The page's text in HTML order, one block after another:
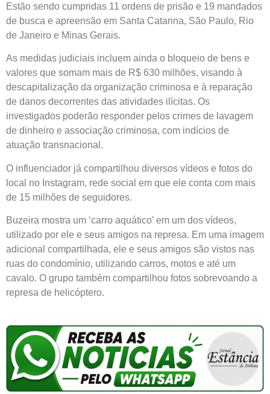
Estão sendo cumpridas 11 ordens de prisão e 19 mandados
de busca e apreensão em Santa Catarina, São Paulo, Rio
de Janeiro e Minas Gerais.
As medidas judiciais incluem ainda o bloqueio de bens e
valores que somam mais de R$ 630 milhões, visando à
descapitalização da organização criminosa e à reparação
de danos decorrentes das atividades ilícitas. Os
investigados poderão responder pelos crimes de lavagem
de dinheiro e associação criminosa, com indícios de
atuação transnacional.
O influenciador já compartilhou diversos vídeos e fotos do
local no Instagram, rede social em que ele conta com mais
de 15 milhões de seguidores.
Buzeira mostra um ‘carro aquático’ em um dos vídeos,
utilizado por ele e seus amigos na represa. Em uma imagem
adicional compartilhada, ele e seus amigos são vistos nas
ruas do condomínio, utilizando carros, motos e até um
cavalo. O grupo também compartilhou fotos sobrevoando a
represa de helicóptero.